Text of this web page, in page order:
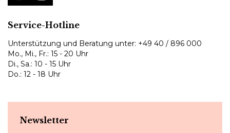
Service-Hotline
Unterstützung und Beratung unter: +49 40 / 896 000
Mo., Mi., Fr.: 15 - 20 Uhr
Di., Sa.: 10 - 15 Uhr
Do.: 12 - 18 Uhr
Newsletter